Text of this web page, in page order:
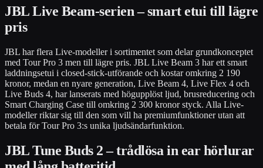
JBL Live Beam-serien – smart etui till lägre
pris
JBL har flera Live-modeller i sortimentet som delar grundkonceptet
med Tour Pro 3 men till lägre pris. JBL Live Beam 3 har ett smart
laddningsetui i closed-stick-utförande och kostar omkring 2 190
kronor, medan en nyare generation, Live Beam 4, Live Flex 4 och
Live Buds 4, har lanserats med högupplöst ljud, brusreducering och
Smart Charging Case till omkring 2 300 kronor styck. Alla Live-
modeller riktar sig till den som vill ha premiumfunktioner utan att
betala för Tour Pro 3:s unika ljudsändarfunktion.
JBL Tune Buds 2 – trådlösa in ear hörlurar